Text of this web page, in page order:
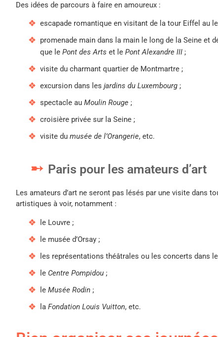
Des idées de parcours à faire en amoureux :
escapade romantique en visitant de la tour Eiffel au
promenade main dans la main le long de la Seine et
que le Pont des Arts et le Pont Alexandre III ;
visite du charmant quartier de Montmartre ;
excursion dans les jardins du Luxembourg ;
spectacle au Moulin Rouge ;
croisière privée sur la Seine ;
visite du musée de l’Orangerie, etc.
Paris pour les amateurs d’art
Les amateurs d’art ne seront pas lésés par une visite dans
artistiques à voir, notamment :
le Louvre ;
le musée d’Orsay ;
les représentations théâtrales ou les concerts dans
le Centre Pompidou ;
le Musée Rodin ;
la Fondation Louis Vuitton, etc.